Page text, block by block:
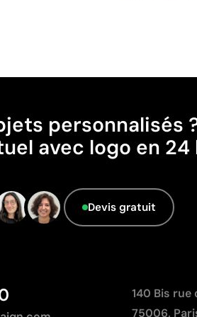
personnalisés
avec logo en 24
Devis gratuit
140 Bis rue
75006,